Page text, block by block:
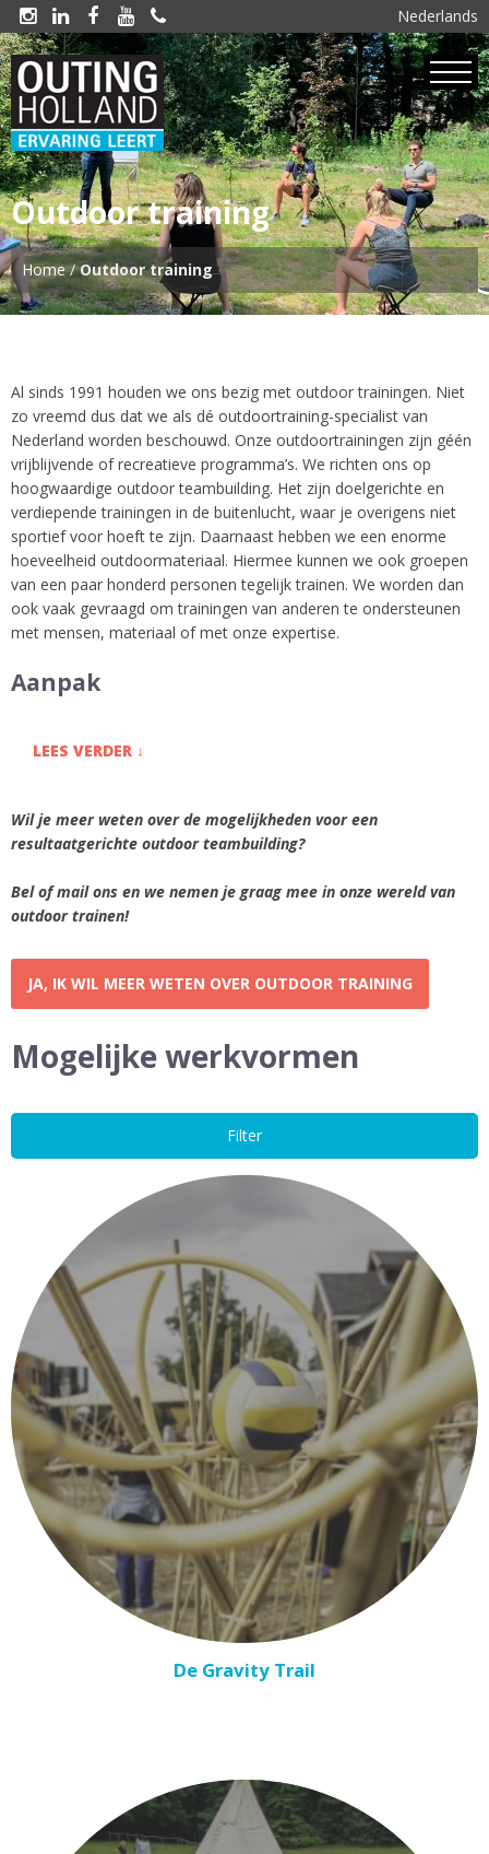
Nederlands
    
Outdoor training
Home/Outdoor training
Al sinds 1991 houden we ons bezig met outdoor trainingen. Niet
zo vreemd dus dat we als dé outdoortraining-specialist van
Nederland worden beschouwd. Onze outdoortrainingen zijn géén
vrijblijvende of recreatieve programma’s. We richten ons op
hoogwaardige outdoor teambuilding. Het zijn doelgerichte en
verdiepende trainingen in de buitenlucht, waar je overigens niet
sportief voor hoeft te zijn. Daarnaast hebben we een enorme
hoeveelheid outdoormateriaal. Hiermee kunnen we ook groepen
van een paar honderd personen tegelijk trainen. We worden dan
ook vaak gevraagd om trainingen van anderen te ondersteunen
met mensen, materiaal of met onze expertise.
Aanpak
LEES VERDER ↓
Wil je meer weten over de mogelijkheden voor een
resultaatgerichte outdoor teambuilding?
Bel of mail ons en we nemen je graag mee in onze wereld van
outdoor trainen!
JA, IK WIL MEER WETEN OVER OUTDOOR TRAINING
Mogelijke werkvormen
Filter
De Gravity Trail